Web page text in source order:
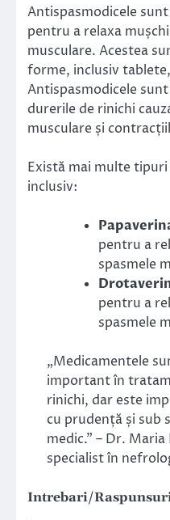
Antispasmodicele
pentru a relaxa
musculare. Acestea
forme, inclusiv
Antispasmodicele
durerile de rinichi
musculare și
Există mai multe
inclusiv:
pentru a
spasmele
pentru a
spasmele
„Medicamentele
important în
rinichi, dar este
cu prudență și sub
medic.” – Dr.
specialist în
Intrebari/